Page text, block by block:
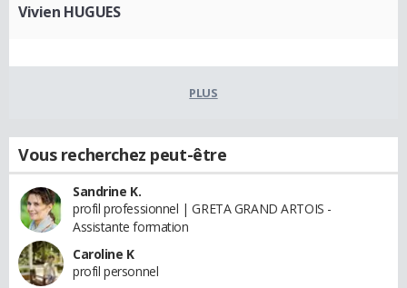
Vivien HUGUES
PLUS
Vous recherchez peut-être
Sandrine K.
profil professionnel | GRETA GRAND ARTOIS -
Assistante formation
Caroline K
profil personnel